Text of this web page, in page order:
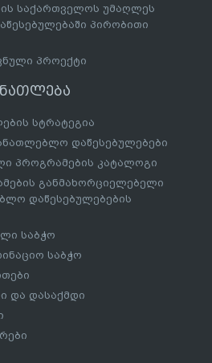
საქართველოს უმაღლეს
პირობითი
პროექტი
სტრატეგია
დაწესებულებები
პროგრამების კატალოგი
განმახორციელებელი
დაწესებულებების
საბჭო
საბჭო
და დასაქმდი